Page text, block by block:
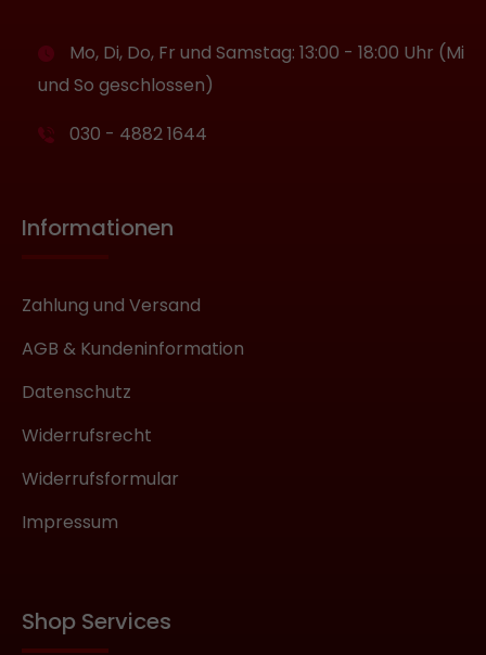
Mo, Di, Do, Fr und Samstag: 13:00 - 18:00 Uhr (Mi
und So geschlossen)
030 - 4882 1644
Informationen
Zahlung und Versand
AGB & Kundeninformation
Datenschutz
Widerrufsrecht
Widerrufsformular
Impressum
Shop Services